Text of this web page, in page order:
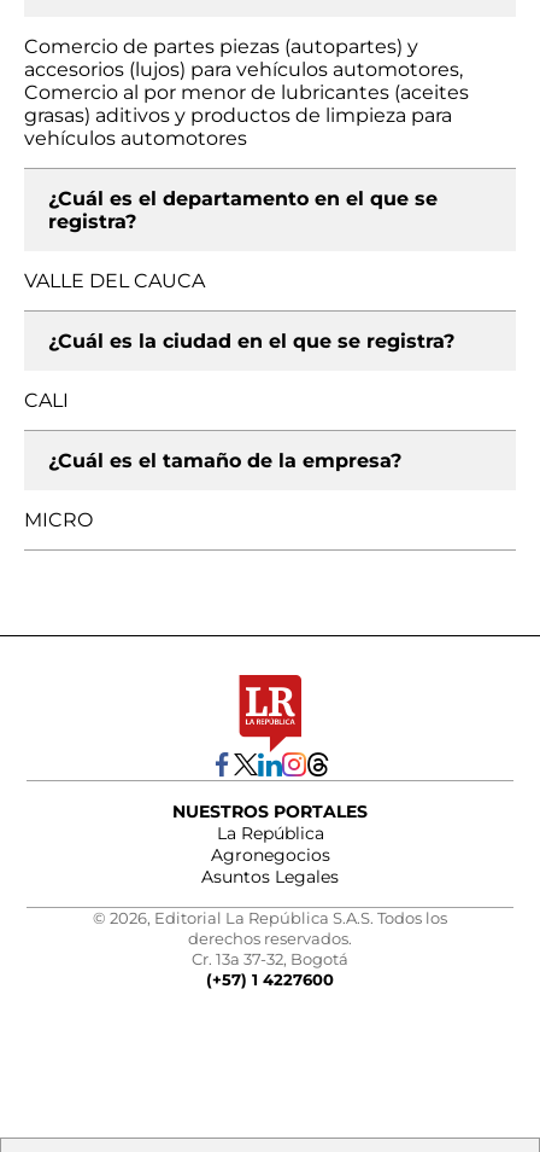
Comercio de partes piezas (autopartes) y
accesorios (lujos) para vehículos automotores,
Comercio al por menor de lubricantes (aceites
grasas) aditivos y productos de limpieza para
vehículos automotores
¿Cuál es el departamento en el que se
registra?
VALLE DEL CAUCA
¿Cuál es la ciudad en el que se registra?
CALI
¿Cuál es el tamaño de la empresa?
MICRO
NUESTROS PORTALES
La República
Agronegocios
Asuntos Legales
© 2026, Editorial La República S.A.S. Todos los
derechos reservados.
Cr. 13a 37-32, Bogotá
(+57) 1 4227600